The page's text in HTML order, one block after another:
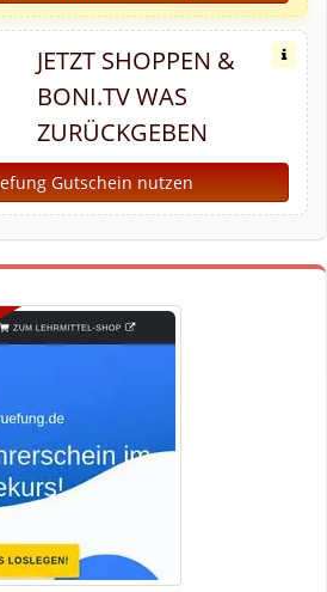
JETZT SHOPPEN &
BONI.TV WAS
ZURÜCKGEBEN
Gutschein nutzen